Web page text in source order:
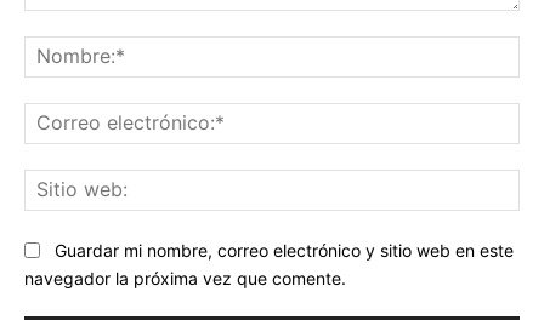
Guardar mi nombre, correo electrónico y sitio web en este
navegador la próxima vez que comente.